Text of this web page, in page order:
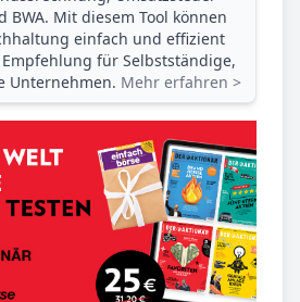
Mit diesem Tool können
einfach und effizient
für Selbstständige,
Unternehmen. Mehr erfahren >